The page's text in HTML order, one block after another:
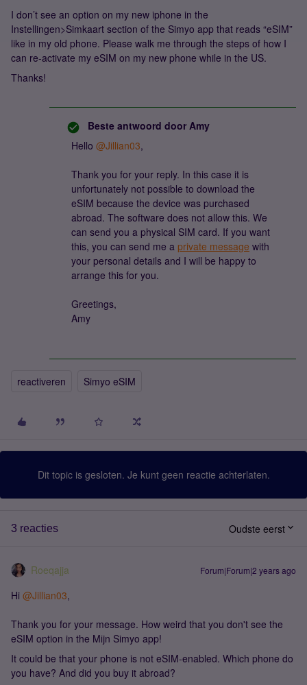
I don’t see an option on my new iphone in the
Instellingen>Simkaart section of the Simyo app that reads “eSIM”
like in my old phone. Please walk me through the steps of how I
can re-activate my eSIM on my new phone while in the US.
Thanks!
Beste antwoord door Amy
Hello @Jillian03,
Thank you for your reply. In this case it is
unfortunately not possible to download the
eSIM because the device was purchased
abroad. The software does not allow this. We
can send you a physical SIM card. If you want
this, you can send me a private message with
your personal details and I will be happy to
arrange this for you.
Greetings,
Amy
reactiveren Simyo eSIM
Dit topic is gesloten. Je kunt geen reactie achterlaten.
3 reacties Oudste eerst
Roeqajja Forum|Forum|2 years ago
Hi @Jillian03,
Thank you for your message. How weird that you don't see the
eSIM option in the Mijn Simyo app!
It could be that your phone is not eSIM-enabled. Which phone do
you have? And did you buy it abroad?